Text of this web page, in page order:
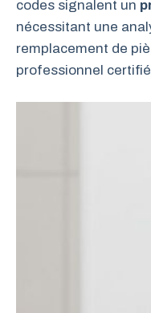
codes signalent un
nécessitant une
remplacement de
professionnel